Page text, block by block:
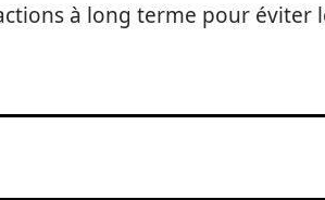
à long terme pour éviter